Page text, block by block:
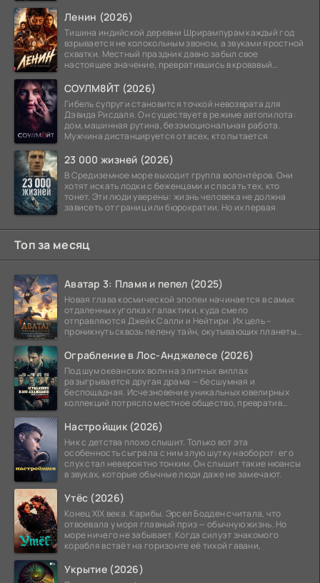
Ленин (2026)
Тишина индийской деревни Шрирампурам каждый год
взрывается не колокольным звоном, а звуками яростной
схватки. Местный праздник давно забыл свое
настоящее значение, превратившись в кровавый
СОУЛМ8ЙТ (2026)
Гибель супруги становится точкой невозврата для
Дэвида Рисдаля. Он существует в режиме автопилота:
дом, машинная рутина, безэмоциональная работа.
Мужчина дистанцируется от всех, кто пытается
23 000 жизней (2026)
В Средиземное море выходит группа волонтёров. Они
хотят искать лодки с беженцами и спасать тех, кто
тонет. Эти люди уверены: жизнь человека не должна
зависеть от границ или бюрократии. Но их первая
Топ за месяц
Аватар 3: Пламя и пепел (2025)
Новая глава космической эпопеи начинается в самых
отдаленных уголках галактики, куда смело
отправляются Джейк Салли и Нейтири. Их цель –
проникнуть сквозь пелену тайн, окутывающих планеты
Ограбление в Лос-Анджелесе (2026)
Под шум океанских волн на элитных виллах
разыгрывается другая драма — бесшумная и
беспощадная. Исчезновение уникальных ювелирных
коллекций потрясло местное общество, превратив
Настройщик (2026)
Ник с детства плохо слышит. Только вот эта
особенность сыграла с ним злую шутку наоборот: его
слух стал невероятно тонким. Он слышит такие нюансы
в звуках, которые обычные люди даже не замечают.
Утёс (2026)
Конец XIX века. Карибы. Эрсел Бодден считала, что
отвоевала у моря главный приз — обычную жизнь. Но
море ничего не забывает. Когда силуэт знакомого
корабля встаёт на горизонте её тихой гавани,
Укрытие (2026)